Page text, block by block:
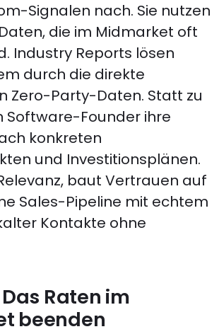
Signalen nach. Sie nutzen
die im Midmarket oft
Industry Reports lösen
durch die direkte
Zero-Party-Daten. Statt zu
Software-Founder ihre
konkreten
und Investitionsplänen.
baut Vertrauen auf
Sales-Pipeline mit echtem
Kontakte ohne
Raten im
beenden